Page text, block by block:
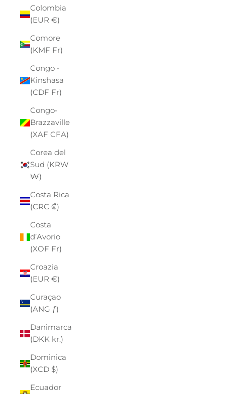
Colombia
(EUR €)
Comore
(KMF Fr)
Congo -
Kinshasa
(CDF Fr)
Congo-
Brazzaville
(XAF CFA)
Corea del
Sud (KRW
₩)
Costa Rica
(CRC ₡)
Costa
d’Avorio
(XOF Fr)
Croazia
(EUR €)
Curaçao
(ANG ƒ)
Danimarca
(DKK kr.)
Dominica
(XCD $)
Ecuador